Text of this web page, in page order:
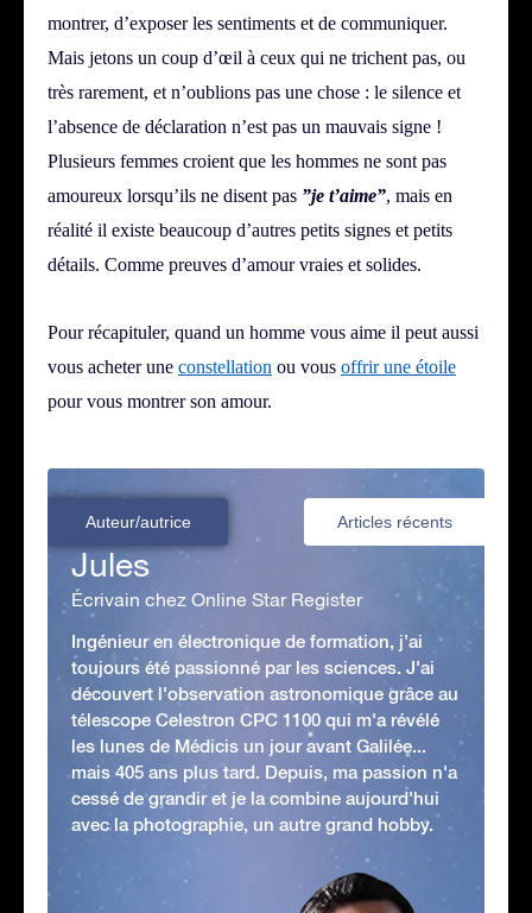
montrer, d’exposer les sentiments et de communiquer.
Mais jetons un coup d’œil à ceux qui ne trichent pas, ou
très rarement, et n’oublions pas une chose : le silence et
l’absence de déclaration n’est pas un mauvais signe !
Plusieurs femmes croient que les hommes ne sont pas
amoureux lorsqu’ils ne disent pas ”je t’aime”, mais en
réalité il existe beaucoup d’autres petits signes et petits
détails. Comme preuves d’amour vraies et solides.
Pour récapituler, quand un homme vous aime il peut aussi
vous acheter une constellation ou vous offrir une étoile
pour vous montrer son amour.
Auteur/autrice Articles récents
Jules
Écrivain chez Online Star Register
Ingénieur en électronique de formation, j’ai
toujours été passionné par les sciences. J'ai
découvert l'observation astronomique grâce au
télescope Celestron CPC 1100 qui m'a révélé
les lunes de Médicis un jour avant Galilée...
mais 405 ans plus tard. Depuis, ma passion n'a
cessé de grandir et je la combine aujourd'hui
avec la photographie, un autre grand hobby.